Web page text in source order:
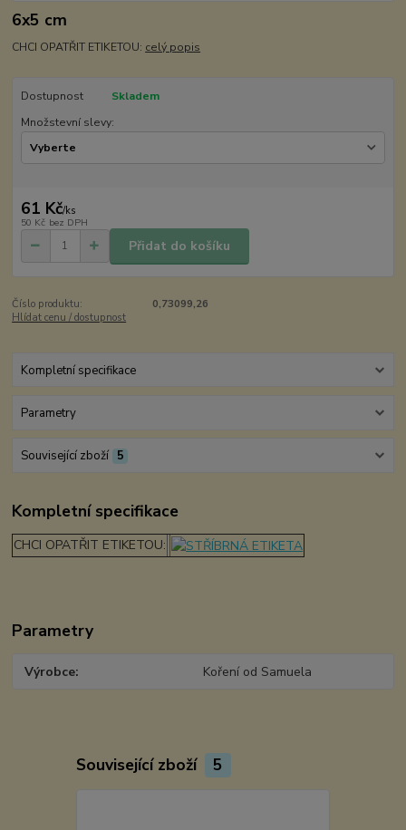
6x5 cm
CHCI OPATŘIT ETIKETOU: celý popis
Dostupnost
Skladem
Množstevní slevy:
61 Kč/ks
50 Kč bez DPH
Přidat do košíku
Číslo produktu:
0,73099,26
Hlídat cenu / dostupnost
Kompletní specifikace
Parametry
Související zboží 5
Kompletní specifikace
CHCI OPATŘIT ETIKETOU:
Parametry
Výrobce Koření od Samuela
Související zboží 5